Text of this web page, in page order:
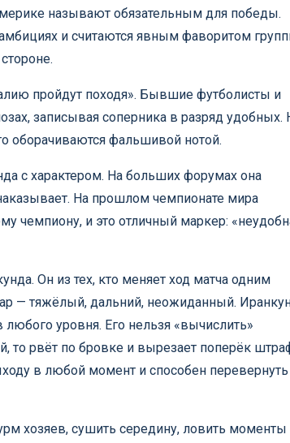
называют обязательным для победы.
и считаются явным фаворитом
пройдут походя». Бывшие футболисты и
записывая соперника в разряд удобных.
оборачиваются фальшивой нотой.
с характером. На больших форумах она
На прошлом чемпионате мира
чемпиону, и это отличный маркер:
Он из тех, кто меняет ход матча одним
— тяжёлый, дальний, неожиданный.
уровня. Его нельзя «вычислить»
то рвёт по бровке и вырезает поперёк
в любой момент и способен перевернуть
хозяев, сушить середину, ловить моменты